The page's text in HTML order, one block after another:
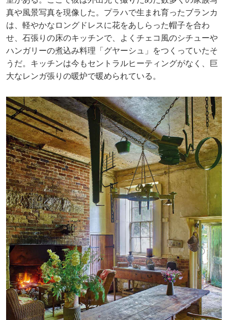
真や風景写真を現像した。プラハで生まれ育ったブランカ
は、軽やかなロングドレスに花をあしらった帽子を合わ
せ、石張りの床のキッチンで、よくチェコ風のシチューや
ハンガリーの煮込み料理「グヤーシュ」をつくっていたそ
うだ。キッチンは今もセントラルヒーティングがなく、巨
大なレンガ張りの暖炉で暖められている。